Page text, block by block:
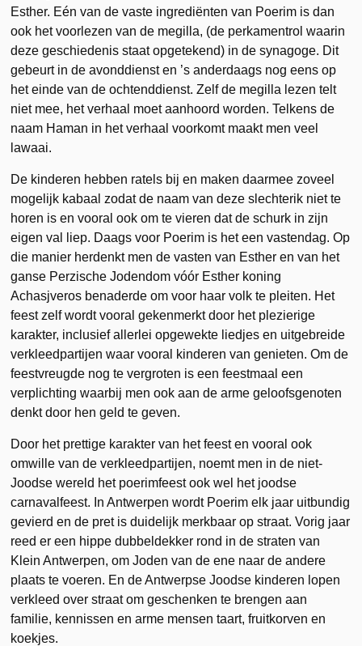
Esther. Eén van de vaste ingrediënten van Poerim is dan
ook het voorlezen van de megilla, (de perkamentrol waarin
deze geschiedenis staat opgetekend) in de synagoge. Dit
gebeurt in de avonddienst en ’s anderdaags nog eens op
het einde van de ochtenddienst. Zelf de megilla lezen telt
niet mee, het verhaal moet aanhoord worden. Telkens de
naam Haman in het verhaal voorkomt maakt men veel
lawaai.
De kinderen hebben ratels bij en maken daarmee zoveel
mogelijk kabaal zodat de naam van deze slechterik niet te
horen is en vooral ook om te vieren dat de schurk in zijn
eigen val liep. Daags voor Poerim is het een vastendag. Op
die manier herdenkt men de vasten van Esther en van het
ganse Perzische Jodendom vóór Esther koning
Achasjveros benaderde om voor haar volk te pleiten. Het
feest zelf wordt vooral gekenmerkt door het plezierige
karakter, inclusief allerlei opgewekte liedjes en uitgebreide
verkleedpartijen waar vooral kinderen van genieten. Om de
feestvreugde nog te vergroten is een feestmaal een
verplichting waarbij men ook aan de arme geloofsgenoten
denkt door hen geld te geven.
Door het prettige karakter van het feest en vooral ook
omwille van de verkleedpartijen, noemt men in de niet-
Joodse wereld het poerimfeest ook wel het joodse
carnavalfeest. In Antwerpen wordt Poerim elk jaar uitbundig
gevierd en de pret is duidelijk merkbaar op straat. Vorig jaar
reed er een hippe dubbeldekker rond in de straten van
Klein Antwerpen, om Joden van de ene naar de andere
plaats te voeren. En de Antwerpse Joodse kinderen lopen
verkleed over straat om geschenken te brengen aan
familie, kennissen en arme mensen taart, fruitkorven en
koekjes.